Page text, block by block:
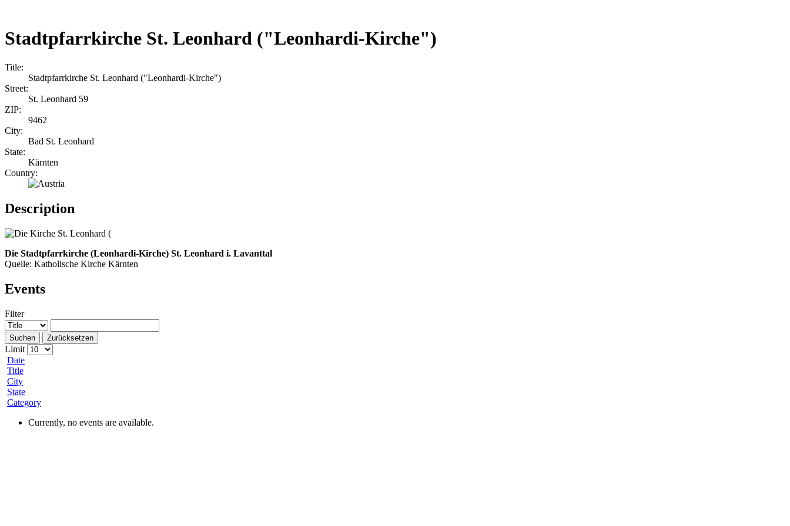
Stadtpfarrkirche St. Leonhard ("Leonhardi-Kirche")
Title:
Stadtpfarrkirche St. Leonhard ("Leonhardi-Kirche")
Street:
St. Leonhard 59
ZIP:
9462
City:
Bad St. Leonhard
State:
Kärnten
Country:
Description
Die Stadtpfarrkirche (Leonhardi-Kirche) St. Leonhard i. Lavanttal
Quelle: Katholische Kirche Kärnten
Events
Filter
Suchen Zurücksetzen
Limit
Date
Title
City
State
Category
Currently, no events are available.